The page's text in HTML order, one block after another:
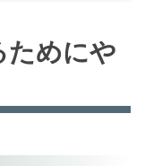
引
ん！
ためにや